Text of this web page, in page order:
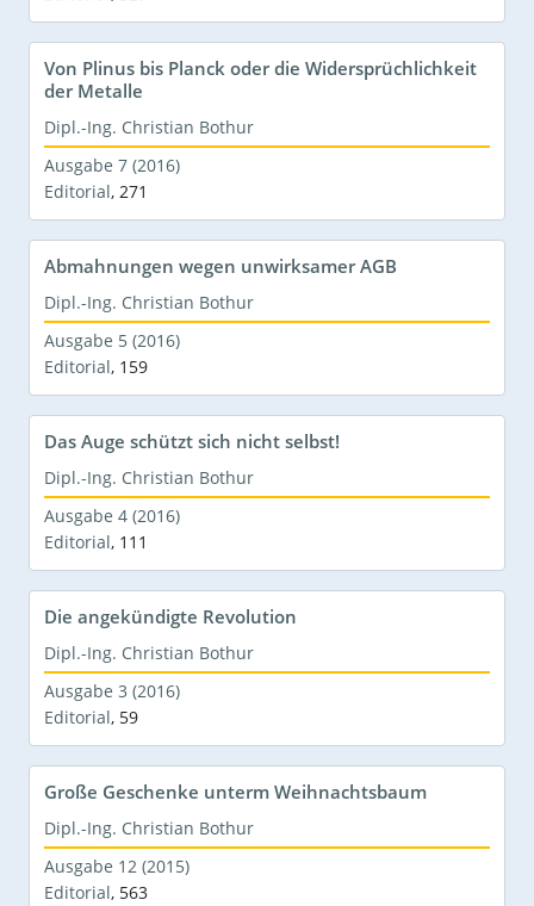
Von Plinus bis Planck oder die Widersprüchlichkeit
der Metalle
Dipl.-Ing. Christian Bothur
Ausgabe 7 (2016)
Editorial, 271
Abmahnungen wegen unwirksamer AGB
Dipl.-Ing. Christian Bothur
Ausgabe 5 (2016)
Editorial, 159
Das Auge schützt sich nicht selbst!
Dipl.-Ing. Christian Bothur
Ausgabe 4 (2016)
Editorial, 111
Die angekündigte Revolution
Dipl.-Ing. Christian Bothur
Ausgabe 3 (2016)
Editorial, 59
Große Geschenke unterm Weihnachtsbaum
Dipl.-Ing. Christian Bothur
Ausgabe 12 (2015)
Editorial, 563